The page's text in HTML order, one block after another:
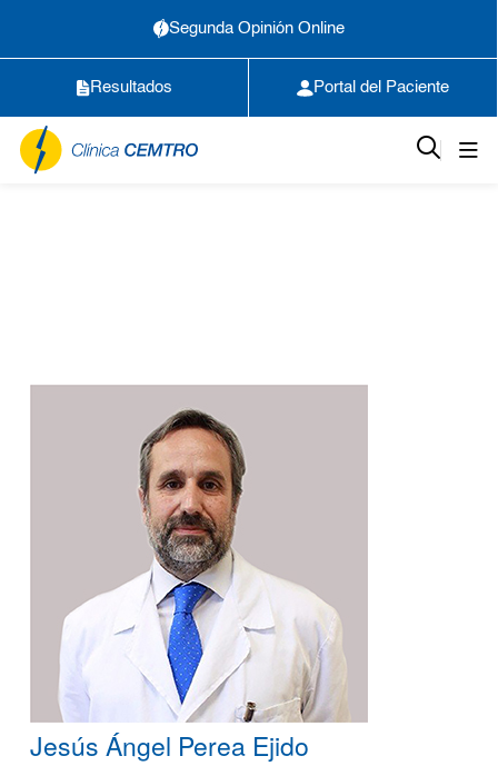
Segunda Opinión Online
Resultados Portal del Paciente
Jesús Ángel Perea Ejido